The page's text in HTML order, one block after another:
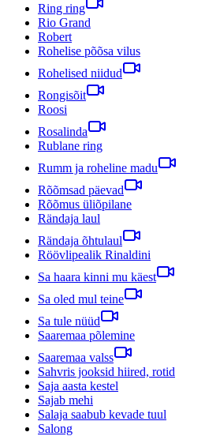
Ring ring
Rio Grand
Robert
Rohelise põõsa vilus
Rohelised niidud
Rongisõit
Roosi
Rosalinda
Rublane ring
Rumm ja roheline madu
Rõõmsad päevad
Rõõmus üliõpilane
Rändaja laul
Rändaja õhtulaul
Röövlipealik Rinaldini
Sa haara kinni mu käest
Sa oled mul teine
Sa tule nüüd
Saaremaa põlemine
Saaremaa valss
Sahvris jooksid hiired, rotid
Saja aasta kestel
Sajab mehi
Salaja saabub kevade tuul
Salong